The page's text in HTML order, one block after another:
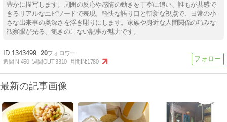
豊かに描写します。周囲の反応や感情の動きを丁寧に追い、誰もが共感で
きるリアルなエピソードで表現。軽快な語り口と斬新な視点で、日常の小
さな出来事の奥深さを浮き彫りにします。家族や身近な人間関係の巧みな
観察眼が光る、飽きのこない記事が魅力です。
1343499 20
週間IN:450 週間OUT:3310 月間IN:1780
最新の記事画像